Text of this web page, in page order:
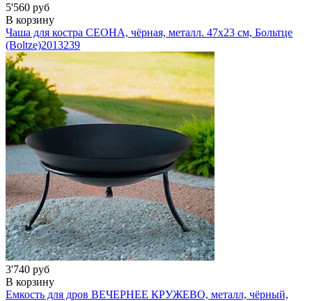
5'560 руб
В корзину
Чаша для костра СЕОНА, чёрная, металл. 47х23 см, Больтце
(Boltze)2013239
3'740 руб
В корзину
Емкость для дров ВЕЧЕРНЕЕ КРУЖЕВО, металл, чёрный,